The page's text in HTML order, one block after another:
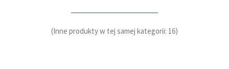
(Inne produkty w tej samej kategorii: 16)